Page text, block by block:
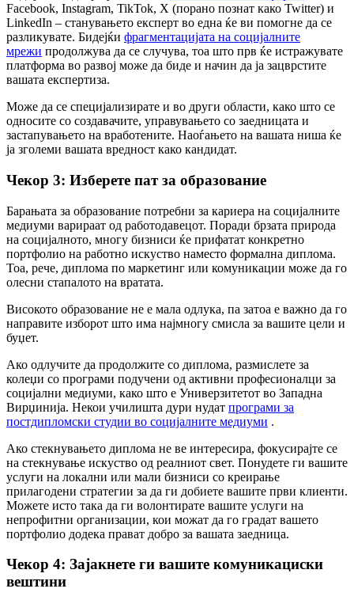
Facebook, Instagram, TikTok, X (порано познат како Twitter) и
LinkedIn – станувањето експерт во една ќе ви помогне да се
разликувате. Бидејќи фрагментацијата на социјалните
мрежи продолжува да се случува, тоа што прв ќе истражувате
платформа во развој може да биде и начин да ја зацврстите
вашата експертиза.
Може да се специјализирате и во други области, како што се
односите со создавачите, управувањето со заедницата и
застапувањето на вработените. Наоѓањето на вашата ниша ќе
ја зголеми вашата вредност како кандидат.
Чекор 3: Изберете пат за образование
Барањата за образование потребни за кариера на социјалните
медиуми варираат од работодавецот. Поради брзата природа
на социјалното, многу бизниси ќе прифатат конкретно
портфолио на работно искуство наместо формална диплома.
Тоа, рече, диплома по маркетинг или комуникации може да го
олесни стапалото на вратата.
Високото образование не е мала одлука, па затоа е важно да го
направите изборот што има најмногу смисла за вашите цели и
буџет.
Ако одлучите да продолжите со диплома, размислете за
колеџи со програми подучени од активни професионалци за
социјални медиуми, како што е Универзитетот во Западна
Вирџинија. Некои училишта дури нудат програми за
постдипломски студии во социјалните медиуми .
Ако стекнувањето диплома не ве интересира, фокусирајте се
на стекнување искуство од реалниот свет. Понудете ги вашите
услуги на локални или мали бизниси со креирање
прилагодени стратегии за да ги добиете вашите први клиенти.
Можете исто така да ги волонтирате вашите услуги на
непрофитни организации, кои можат да го градат вашето
портфолио додека прават добро за вашата заедница.
Чекор 4: Зајакнете ги вашите комуникациски
вештини